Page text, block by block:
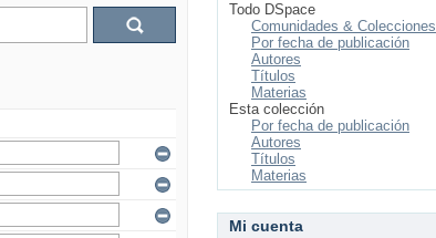
Todo DSpace
Comunidades & Colecciones
Por fecha de publicación
Autores
Títulos
Materias
Esta colección
Por fecha de publicación
Autores
Títulos
Materias
Mi cuenta